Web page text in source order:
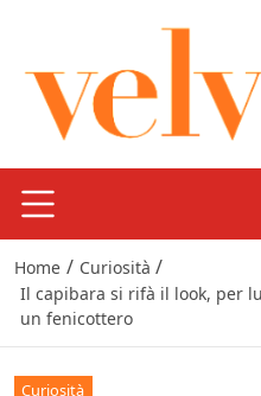
Home / Curiosità /
Il capibara si rifà il look, per
un fenicottero
Curiosità